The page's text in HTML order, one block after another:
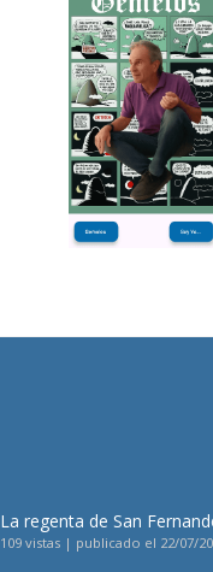
La regenta de San
109 vistas | publicado el 22/07/